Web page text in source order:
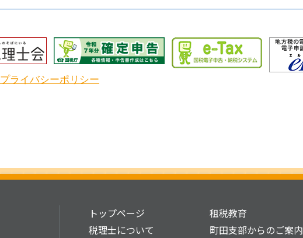
プライバシーポリシー
トップページ
税理士について
租税教育
町田支部からのご案内